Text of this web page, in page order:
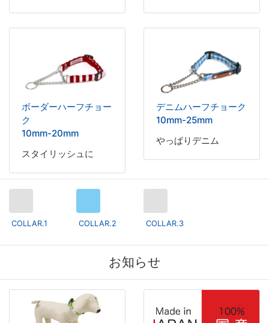
ボーダーハーフチョー
ク
10mm-20mm
スタイリッシュに
デニムハーフチョーク
10mm-25mm
やっぱりデニム
COLLAR.1 COLLAR.2 COLLAR.3
お知らせ